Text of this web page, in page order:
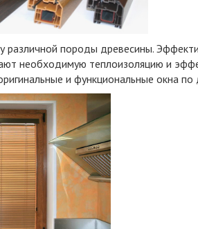
различной породы древесины.
необходимую теплоизоляцию и
и функциональные окна по